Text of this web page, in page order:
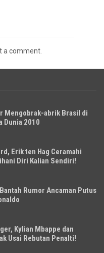
a comment.
Mengobrak-abrik Brasil di
Dunia 2010
Erik ten Hag Ceramahi
Diri Kalian Sendiri!
Rumor Ancaman Putus
Kylian Mbappe dan
Usai Rebutan Penalti!